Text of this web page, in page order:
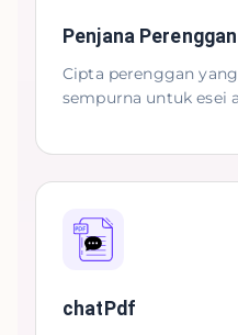
Penjana Perenggan
Cipta perenggan
sempurna untuk esei
chatPdf